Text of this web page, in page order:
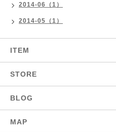
2014-06（1）
2014-05（1）
ITEM
STORE
BLOG
MAP